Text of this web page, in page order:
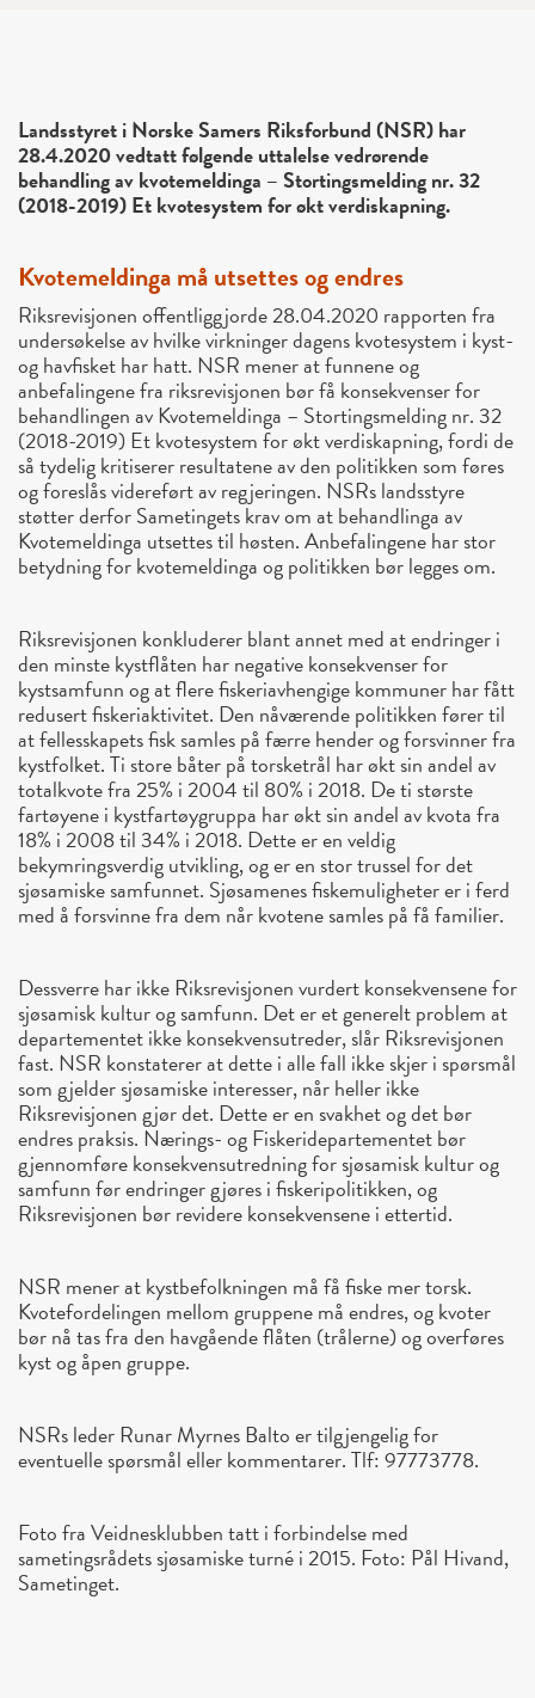
Landsstyret i Norske Samers Riksforbund (NSR) har
28.4.2020 vedtatt følgende uttalelse vedrørende
behandling av kvotemeldinga – Stortingsmelding nr. 32
(2018-2019) Et kvotesystem for økt verdiskapning.
Kvotemeldinga må utsettes og endres
Riksrevisjonen offentliggjorde 28.04.2020 rapporten fra
undersøkelse av hvilke virkninger dagens kvotesystem i kyst-
og havfisket har hatt. NSR mener at funnene og
anbefalingene fra riksrevisjonen bør få konsekvenser for
behandlingen av Kvotemeldinga – Stortingsmelding nr. 32
(2018-2019) Et kvotesystem for økt verdiskapning, fordi de
så tydelig kritiserer resultatene av den politikken som føres
og foreslås videreført av regjeringen. NSRs landsstyre
støtter derfor Sametingets krav om at behandlinga av
Kvotemeldinga utsettes til høsten. Anbefalingene har stor
betydning for kvotemeldinga og politikken bør legges om.
Riksrevisjonen konkluderer blant annet med at endringer i
den minste kystflåten har negative konsekvenser for
kystsamfunn og at flere fiskeriavhengige kommuner har fått
redusert fiskeriaktivitet. Den nåværende politikken fører til
at fellesskapets fisk samles på færre hender og forsvinner fra
kystfolket. Ti store båter på torsketrål har økt sin andel av
totalkvote fra 25% i 2004 til 80% i 2018. De ti største
fartøyene i kystfartøygruppa har økt sin andel av kvota fra
18% i 2008 til 34% i 2018. Dette er en veldig
bekymringsverdig utvikling, og er en stor trussel for det
sjøsamiske samfunnet. Sjøsamenes fiskemuligheter er i ferd
med å forsvinne fra dem når kvotene samles på få familier.
Dessverre har ikke Riksrevisjonen vurdert konsekvensene for
sjøsamisk kultur og samfunn. Det er et generelt problem at
departementet ikke konsekvensutreder, slår Riksrevisjonen
fast. NSR konstaterer at dette i alle fall ikke skjer i spørsmål
som gjelder sjøsamiske interesser, når heller ikke
Riksrevisjonen gjør det. Dette er en svakhet og det bør
endres praksis. Nærings- og Fiskeridepartementet bør
gjennomføre konsekvensutredning for sjøsamisk kultur og
samfunn før endringer gjøres i fiskeripolitikken, og
Riksrevisjonen bør revidere konsekvensene i ettertid.
NSR mener at kystbefolkningen må få fiske mer torsk.
Kvotefordelingen mellom gruppene må endres, og kvoter
bør nå tas fra den havgående flåten (trålerne) og overføres
kyst og åpen gruppe.
NSRs leder Runar Myrnes Balto er tilgjengelig for
eventuelle spørsmål eller kommentarer. Tlf: 97773778.
Foto fra Veidnesklubben tatt i forbindelse med
sametingsrådets sjøsamiske turné i 2015. Foto: Pål Hivand,
Sametinget.